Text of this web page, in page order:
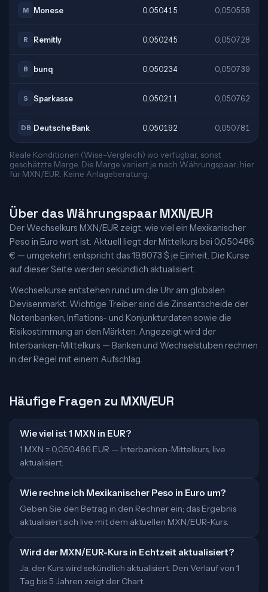
M Monese 0,050415 0,050558
R Remitly 0,050245 0,050728
B bunq 0,050234 0,050739
S Sparkasse 0,050211 0,050762
DB Deutsche Bank 0,050192 0,050781
Reale Konditionen (Wise-Vergleich) wo verfügbar, sonst
geschätzte Marge. Die Marge variiert je nach Währungspaar; hier
für MXN/EUR. Keine Anlageberatung.
Über das Währungspaar MXN/EUR
Der Wechselkurs MXN/EUR zeigt, wie viel ein Mexikanischer
Peso in Euro wert ist. Aktuell liegt der Mittelkurs bei 0,050486
€ — umgekehrt entspricht das 19,8073 $ je Einheit. Die Kurse
auf dieser Seite werden sekündlich aktualisiert.
Wechselkurse entstehen rund um die Uhr am globalen
Devisenmarkt. Wichtige Treiber sind die Zinsentscheide der
Notenbanken, Inflations- und Konjunkturdaten sowie die
Risikostimmung an den Märkten. Angezeigt wird der
Interbanken-Mittelkurs — Banken und Wechselstuben rechnen
in der Regel mit einem Aufschlag.
Häufige Fragen zu MXN/EUR
Wie viel ist 1 MXN in EUR?
1 MXN = 0,050486 EUR — Interbanken-Mittelkurs, live
aktualisiert.
Wie rechne ich Mexikanischer Peso in Euro um?
Geben Sie den Betrag in den Rechner ein; das Ergebnis
aktualisiert sich live mit dem aktuellen MXN/EUR-Kurs.
Wird der MXN/EUR-Kurs in Echtzeit aktualisiert?
Ja, der Kurs wird sekündlich aktualisiert. Den Verlauf von 1
Tag bis 5 Jahren zeigt der Chart.